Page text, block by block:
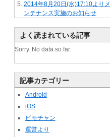
2014年8月20日(水)17:10よりメ
ンテナンス実施のお知らせ
よく読まれている記事
Sorry. No data so far.
記事カテゴリー
Android
iOS
ビモチャン
運営より